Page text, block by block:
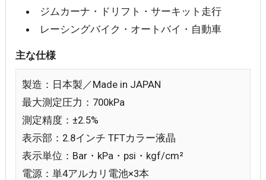
ジムカーナ・ドリフト・サーキット走行
レーシングバイク・オートバイ・自動車
主な仕様
製造：日本製／Made in JAPAN
最大測定圧力：700kPa
測定精度：±2.5%
表示部：2.8インチ TFTカラー液晶
表示単位：Bar・kPa・psi・kgf/cm²
電源：単4アルカリ電池×3本